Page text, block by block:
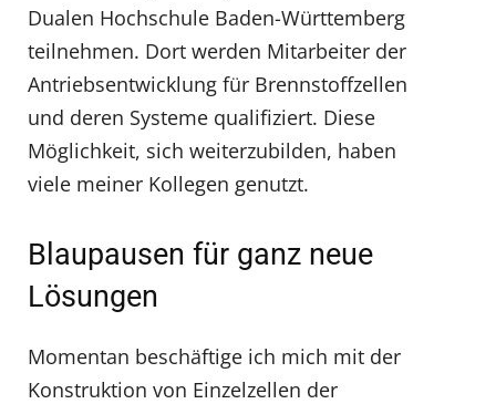
Dualen Hochschule Baden-Württemberg
teilnehmen. Dort werden Mitarbeiter der
Antriebsentwicklung für Brennstoffzellen
und deren Systeme qualifiziert. Diese
Möglichkeit, sich weiterzubilden, haben
viele meiner Kollegen genutzt.
Blaupausen für ganz neue
Lösungen
Momentan beschäftige ich mich mit der
Konstruktion von Einzelzellen der